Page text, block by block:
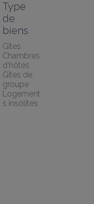
Type
de
biens
Gîtes
Chambres
d’hôtes
Gîtes de
groupe
Logement
s insolites